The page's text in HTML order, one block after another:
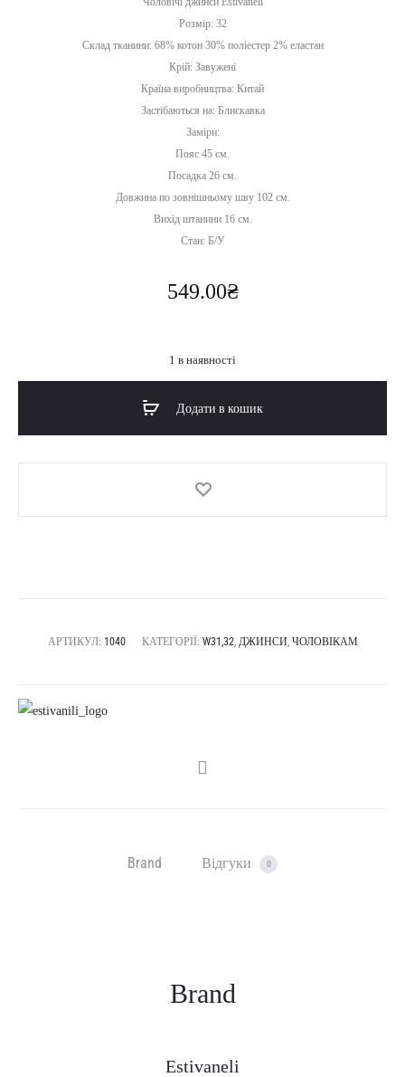
Розмір: 32
Склад тканини: 68% котон 30% поліестер 2% еластан
Крій: Завужені
Країна виробництва: Китай
Застібаються на: Блискавка
Заміри:
Пояс 45 см.
Посадка 26 см.
Довжина по зовнішньому шву 102 см.
Вихід штанини 16 см.
Стан: Б/У
549.00₴
1 в наявності
Додати в кошик
АРТИКУЛ: 1040 КАТЕГОРІЇ: W31,32, ДЖИНСИ, ЧОЛОВІКАМ
SHARE
Brand Відгуки 0
Brand
Estivaneli